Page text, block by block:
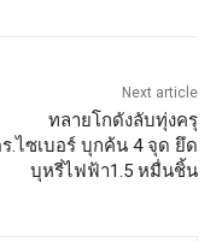
Next article
ทลายโกดังลับทุ่งครุ
.ไซเบอร์ บุกค้น 4 จุด ยึด
บุหรี่ไฟฟ้า1.5 หมื่นชิ้น